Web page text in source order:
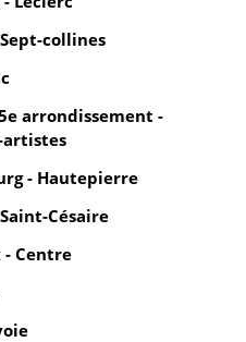
collines
arrondissement -
artistes
- Hautepierre
Césaire
- Centre